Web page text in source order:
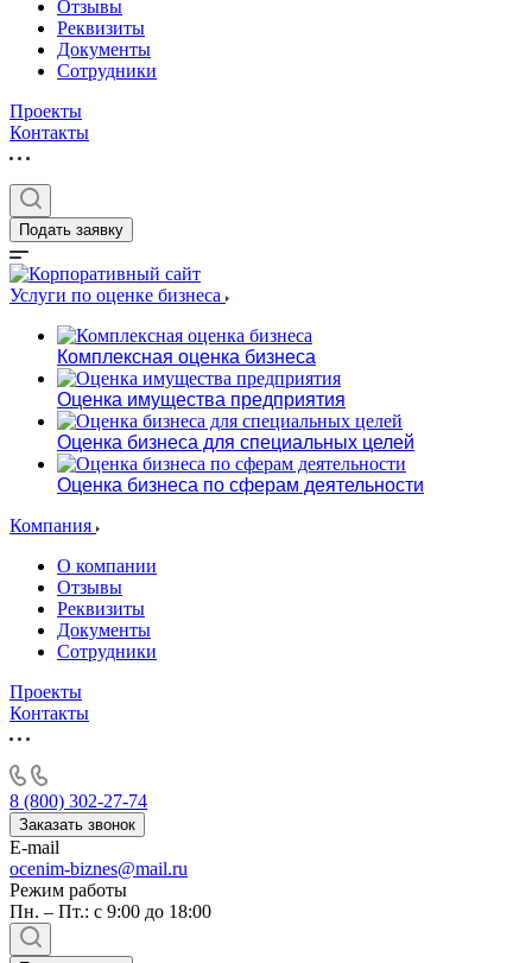
Отзывы
Реквизиты
Документы
Сотрудники
Проекты
Контакты
Подать заявку
Услуги по оценке бизнеса
Комплексная оценка бизнеса
Оценка имущества предприятия
Оценка бизнеса для специальных целей
Оценка бизнеса по сферам деятельности
Компания
О компании
Отзывы
Реквизиты
Документы
Сотрудники
Проекты
Контакты
8 (800) 302-27-74
Заказать звонок
E-mail
ocenim-biznes@mail.ru
Режим работы
Пн. – Пт.: с 9:00 до 18:00